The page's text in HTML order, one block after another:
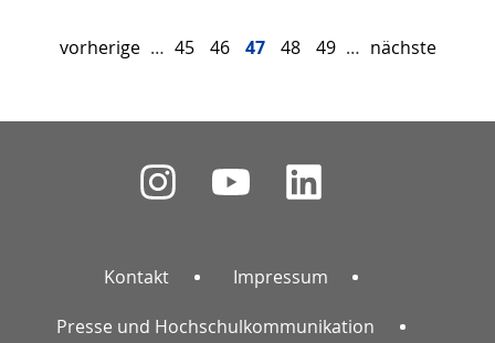
vorherige … 45 46 47 48 49 … nächste
Kontakt Impressum
Presse und Hochschulkommunikation